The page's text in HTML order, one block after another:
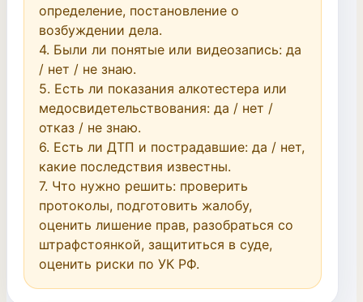
определение, постановление о
возбуждении дела.
4. Были ли понятые или видеозапись: да
/ нет / не знаю.
5. Есть ли показания алкотестера или
медосвидетельствования: да / нет /
отказ / не знаю.
6. Есть ли ДТП и пострадавшие: да / нет,
какие последствия известны.
7. Что нужно решить: проверить
протоколы, подготовить жалобу,
оценить лишение прав, разобраться со
штрафстоянкой, защититься в суде,
оценить риски по УК РФ.